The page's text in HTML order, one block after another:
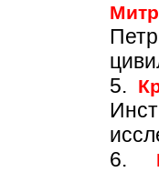
5.
6.